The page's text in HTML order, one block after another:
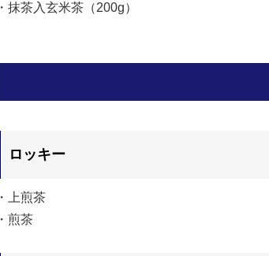
・抹茶入玄米茶（200g）
ロッキー
・上煎茶
・煎茶